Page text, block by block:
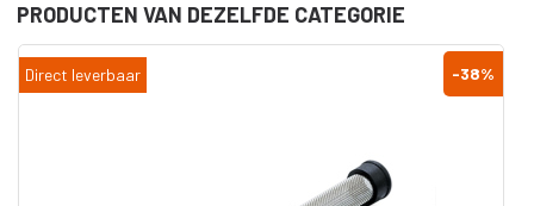
PRODUCTEN VAN DEZELFDE CATEGORIE
-38%
Direct leverbaar